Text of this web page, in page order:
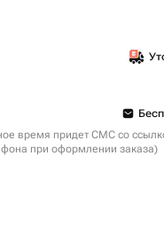
время придет СМС со
при оформлении заказа)